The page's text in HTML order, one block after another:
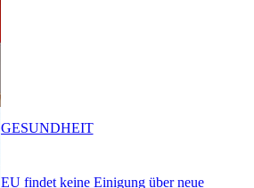
EU findet keine Einigung über neue
GESUNDHEIT